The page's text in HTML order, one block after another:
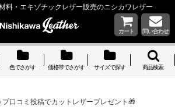
料・エキゾチックレザー販売のニシカワレザー
カート 問い合わせ
色でさがす 価格帯でさがす サイズで探す 商品検索
プ口コミ投稿でカットレザープレゼント🎁